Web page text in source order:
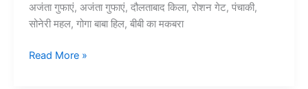
अजंता गुफाएं, अजंता गुफाएं, दौलताबाद किला, रोशन गेट, पंचाकी,
सोनेरी महल, गोगा बाबा हिल, बीबी का मकबरा
10+
Read More »